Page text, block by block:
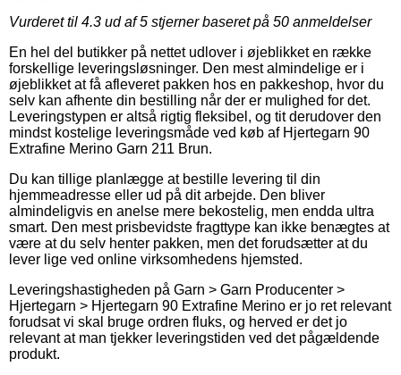
Vurderet til 4.3 ud af 5 stjerner baseret på 50 anmeldelser
En hel del butikker på nettet udlover i øjeblikket en række
forskellige leveringsløsninger. Den mest almindelige er i
øjeblikket at få afleveret pakken hos en pakkeshop, hvor du
selv kan afhente din bestilling når der er mulighed for det.
Leveringstypen er altså rigtig fleksibel, og tit derudover den
mindst kostelige leveringsmåde ved køb af Hjertegarn 90
Extrafine Merino Garn 211 Brun.
Du kan tillige planlægge at bestille levering til din
hjemmeadresse eller ud på dit arbejde. Den bliver
almindeligvis en anelse mere bekostelig, men endda ultra
smart. Den mest prisbevidste fragttype kan ikke benægtes at
være at du selv henter pakken, men det forudsætter at du
lever lige ved online virksomhedens hjemsted.
Leveringshastigheden på Garn > Garn Producenter >
Hjertegarn > Hjertegarn 90 Extrafine Merino er jo ret relevant
forudsat vi skal bruge ordren fluks, og herved er det jo
relevant at man tjekker leveringstiden ved det pågældende
produkt.